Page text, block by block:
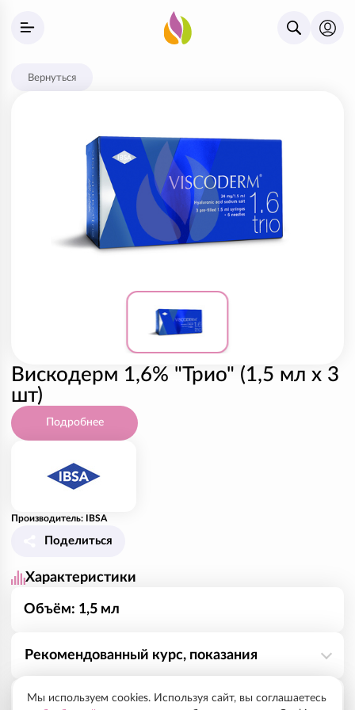
Вернуться
Вискодерм 1,6% "Трио" (1,5 мл х 3
шт)
Подробнее
Производитель: IBSA
Поделиться
Характеристики
Объём: 1,5 мл
Рекомендованный курс, показания
Коррекция умеренно выраженных возрастных
Способ применения
Мы используем cookies. Используя сайт, вы соглашаетесь